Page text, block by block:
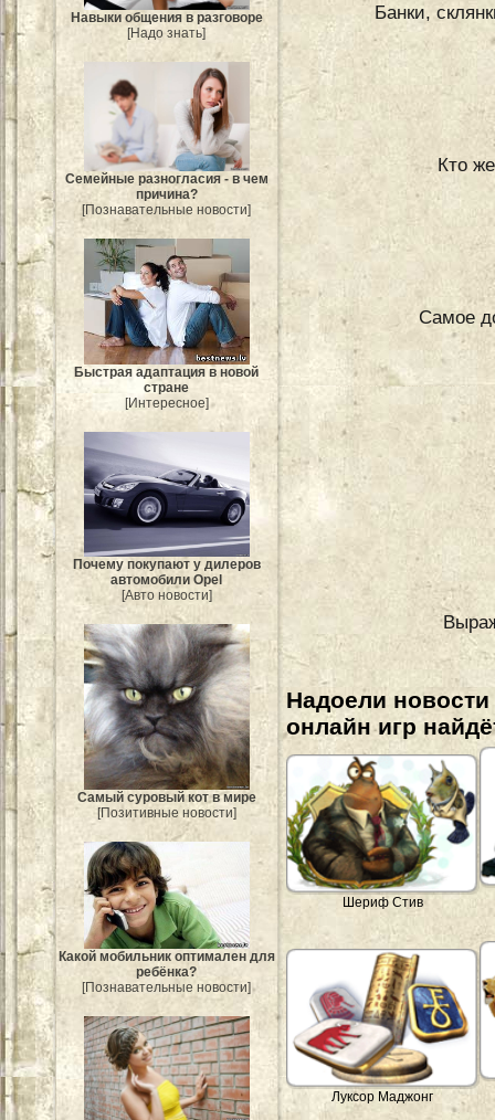
Навыки общения в разговоре
[Надо знать]
Семейные разногласия - в чем
причина?
[Познавательные новости]
Быстрая адаптация в новой
стране
[Интересное]
Почему покупают у дилеров
автомобили Opel
[Авто новости]
Самый суровый кот в мире
[Позитивные новости]
Какой мобильник оптимален для
ребёнка?
[Познавательные новости]
Банки,
Кто
Самое
Надоели
онлайн игр
Шериф Стив
Луксор Маджонг